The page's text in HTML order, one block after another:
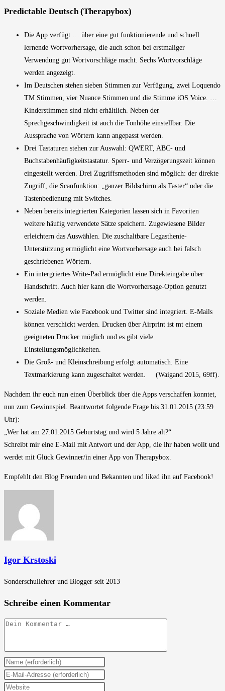
Predictable Deutsch (Therapybox)
Die App verfügt … über eine gut funktionierende und schnell
lernende Wortvorhersage, die auch schon bei erstmaliger
Verwendung gut Wortvorschläge macht. Sechs Wortvorschläge
werden angezeigt.
Im Deutschen stehen sieben Stimmen zur Verfügung, zwei Loquendo
TM Stimmen, vier Nuance Stimmen und die Stimme iOS Voice. …
Kinderstimmen sind nicht erhältlich. Neben der
Sprechgeschwindigkeit ist auch die Tonhöhe einstellbar. Die
Aussprache von Wörtern kann angepasst werden.
Drei Tastaturen stehen zur Auswahl: QWERT, ABC- und
Buchstabenhäufigkeitstastatur. Sperr- und Verzögerungszeit können
eingestellt werden. Drei Zugriffsmethoden sind möglich: der direkte
Zugriff, die Scanfunktion: „ganzer Bildschirm als Taster“ oder die
Tastenbedienung mit Switches.
Neben bereits integrierten Kategorien lassen sich in Favoriten
weitere häufig verwendete Sätze speichern. Zugewiesene Bilder
erleichtern das Auswählen. Die zuschaltbare Legasthenie-
Unterstützung ermöglicht eine Wortvorhersage auch bei falsch
geschriebenen Wörtern.
Ein intergriertes Write-Pad ermöglicht eine Direkteingabe über
Handschrift. Auch hier kann die Wortvorhersage-Option genutzt
werden.
Soziale Medien wie Facebook und Twitter sind integriert. E-Mails
können verschickt werden. Drucken über Airprint ist mt einem
geeigneten Drucker möglich und es gibt viele
Einstellungsmöglichkeiten.
Die Groß- und Kleinschreibung erfolgt automatisch. Eine
Textmarkierung kann zugeschaltet werden. (Waigand 2015, 69ff).
Nachdem ihr euch nun einen Überblick über die Apps verschaffen konntet,
nun zum Gewinnspiel. Beantwortet folgende Frage bis 31.01.2015 (23:59
Uhr):
„Wer hat am 27.01.2015 Geburtstag und wird 5 Jahre alt?“
Schreibt mir eine E-Mail mit Antwort und der App, die ihr haben wollt und
werdet mit Glück Gewinner/in einer App von Therapybox.
Empfehlt den Blog Freunden und Bekannten und liked ihn auf Facebook!
Igor Krstoski
Sonderschullehrer und Blogger seit 2013
Schreibe einen Kommentar
Kommentar
Gib
deinen
Namen
Gib
deine
Gib